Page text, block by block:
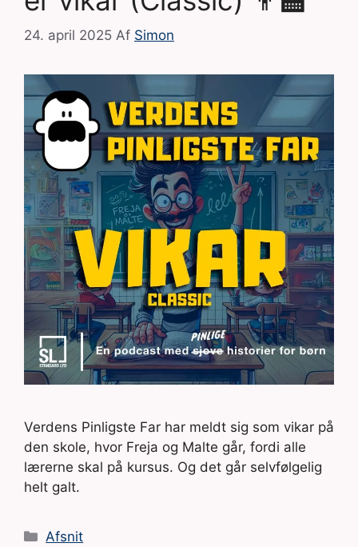
24. april 2025 Af Simon
Verdens Pinligste Far har meldt sig som vikar på
den skole, hvor Freja og Malte går, fordi alle
lærerne skal på kursus. Og det går selvfølgelig
helt galt.
Kategorier
Afsnit